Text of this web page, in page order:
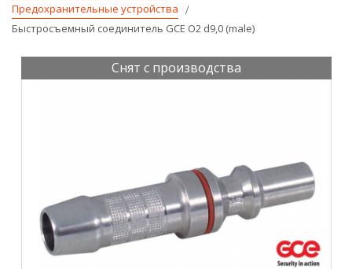
Предохранительные устройства
Быстросъемный соединитель GCE O2 d9,0 (male)
Снят с производства